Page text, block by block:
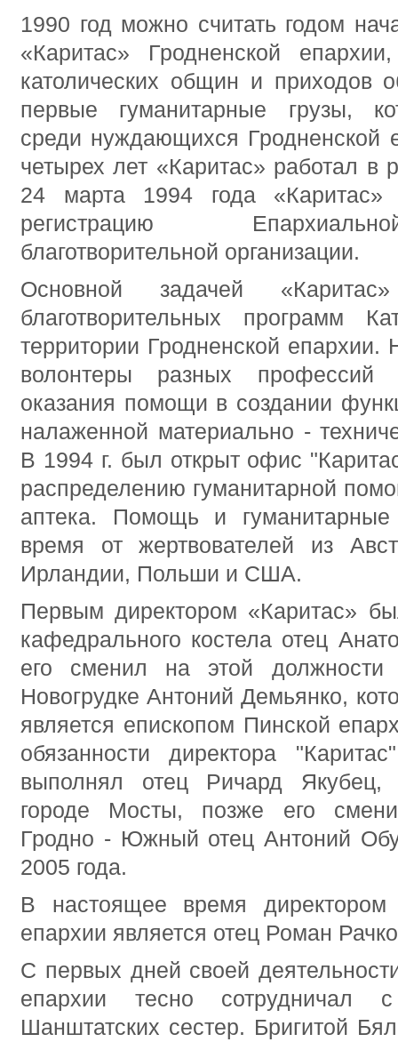
1990 год можно считать годом
«Каритас» Гродненской
католических общин и приходов
первые гуманитарные грузы,
среди нуждающихся Гродненской
четырех лет «Каритас» работал в
24 марта 1994 года «Каритас»
регистрацию
благотворительной организации.
Основной задачей
благотворительных программ
территории Гродненской епархии.
волонтеры разных
оказания помощи в создании
налаженной материально -
В 1994 г. был открыт офис
распределению гуманитарной
аптека. Помощь и
время от жертвователей из
Ирландии, Польши и США.
Первым директором «Каритас»
кафедрального костела отец
его сменил на этой должности
Новогрудке Антоний Демьянко,
является епископом Пинской
обязанности директора
выполнял отец Ричард Якубец,
городе Мосты, позже его
Гродно - Южный отец Антоний
2005 года.
В настоящее время директором
епархии является отец Роман
С первых дней своей
епархии тесно сотрудничал
Шанштатских сестер. Бригитой